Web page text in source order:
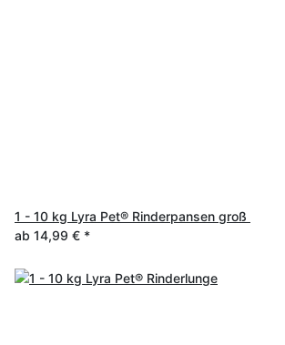
1 - 10 kg Lyra Pet® Rinderpansen groß
ab 14,99 € *